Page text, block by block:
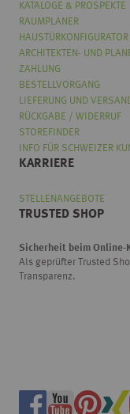
KATALOGE & PROSPEKTE
RAUMPLANER
HAUSTÜRKONFIGURATOR
ARCHITEKTEN- UND
ZAHLUNG
BESTELLVORGANG
LIEFERUNG UND
RÜCKGABE / WIDERRUF
STOREFINDER
INFO FÜR SCHWEIZER
KARRIERE
STELLENANGEBOTE
TRUSTED SHOP
Sicherheit beim Online-
Als geprüfter Trusted
Transparenz.